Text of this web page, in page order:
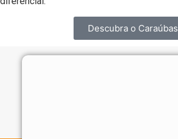
Descubra o Caraúbas